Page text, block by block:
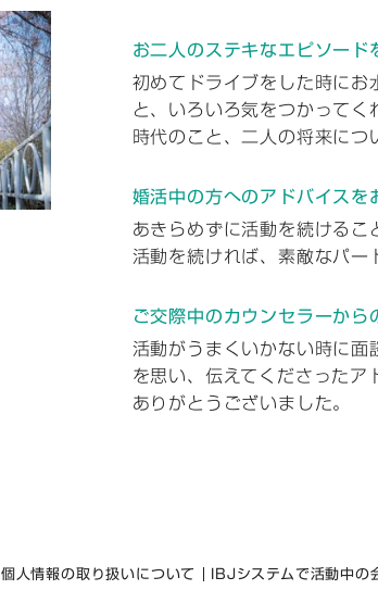
お二人のステキなエピソード
初めてドライブをした時にお
と、いろいろ気をつかって
時代のこと、二人の将来につ
婚活中の方へのアドバイスを
あきらめずに活動を続けるこ
活動を続ければ、素敵なパー
ご交際中のカウンセラーから
活動がうまくいかない時に面
を思い、伝えてくださったア
ありがとうございました。
個人情報の取り扱いについて IBJシステムで活動中の